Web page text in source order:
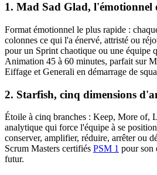
1. Mad Sad Glad, l'émotionnel
Format émotionnel le plus rapide :
colonnes ce qui l'a énervé, attristé ou
pour un Sprint chaotique ou une équipe
Animation 45 à 60 minutes, parfait sur
Eiffage et Generali en démarrage de
2. Starfish, cinq dimensions
Étoile à cinq branches : Keep, More of,
analytique qui force l'équipe à se
conserver, amplifier, réduire, arrêter ou
Scrum Masters certifiés PSM 1 pour son
futur.